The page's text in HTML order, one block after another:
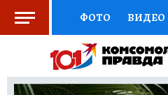
ФОТО ВИДЕО
ВЫБОР